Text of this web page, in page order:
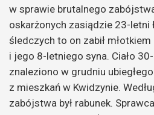
w sprawie brutalnego
oskarżonych zasiądzie 23-letni
śledczych to on zabił
i jego 8-letniego syna. Ciało
znaleziono w grudniu
z mieszkań w Kwidzynie.
zabójstwa był rabunek.